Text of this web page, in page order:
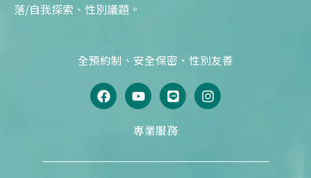
落/自我探索、性別議題。
全預約制、安全保密、性別友善
F
a
c
o
Y
o
u
t
u
e
L
i
n
e
I
n
s
r
專業服務